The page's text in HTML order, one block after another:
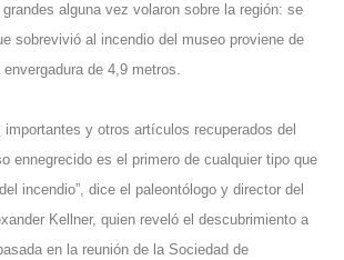
alguna vez volaron sobre la región: se
sobrevivió al incendio del museo proviene de
de 4,9 metros.
importantes y otros artículos recuperados del
ennegrecido es el primero de cualquier tipo que
incendio”, dice el paleontólogo y director del
Kellner, quien reveló el descubrimiento a
en la reunión de la Sociedad de